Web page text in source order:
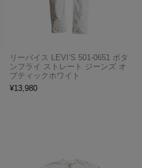
リーバイス LEVI’S 501-0651 ボタ
ンフライ ストレート ジーンズ オ
プティックホワイト
¥13,980